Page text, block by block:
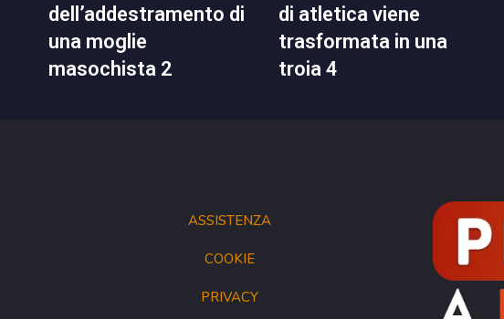
dell’addestramento di
una moglie
masochista 2
di atletica viene
trasformata in una
troia 4
ASSISTENZA
COOKIE
PRIVACY